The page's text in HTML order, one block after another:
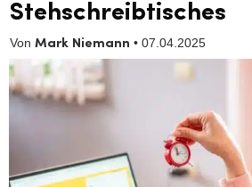
Stehschreibtisches
Von Mark Niemann • 07.04.2025